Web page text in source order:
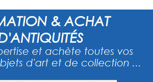
& ACHAT
et achète toutes vos
d'art et de collection ...